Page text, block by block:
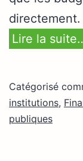
directement.
Lire la
Catégorisé
institutions,
publiques